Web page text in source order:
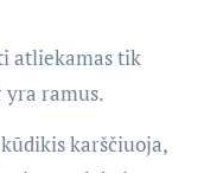
atliekamas tik
yra ramus.
karščiuoja,